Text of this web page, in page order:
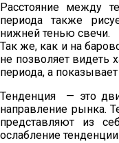
Расстояние между
периода также
нижней тенью свечи.
Так же, как и на
не позволяет видеть
периода, а
Тенденция — это
направление рынка.
представляют из
ослабление